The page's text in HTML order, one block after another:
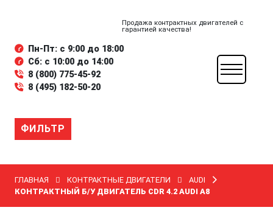
Продажа контрактных двигателей с
гарантией качества!
Пн-Пт: с 9:00 до 18:00
Сб: с 10:00 до 14:00
8 (800) 775-45-92
8 (495) 182-50-20
ФИЛЬТР
ГЛАВНАЯ КОНТРАКТНЫЕ ДВИГАТЕЛИ
AUDI
КОНТРАКТНЫЙ Б/У ДВИГАТЕЛЬ CDR 4.2 AUDI A8